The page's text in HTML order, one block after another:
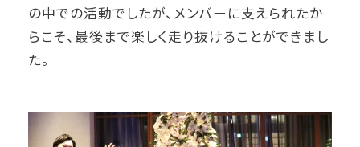
の中での活動でしたが、メンバーに支えられたか
らこそ、最後まで楽しく走り抜けることができまし
た。